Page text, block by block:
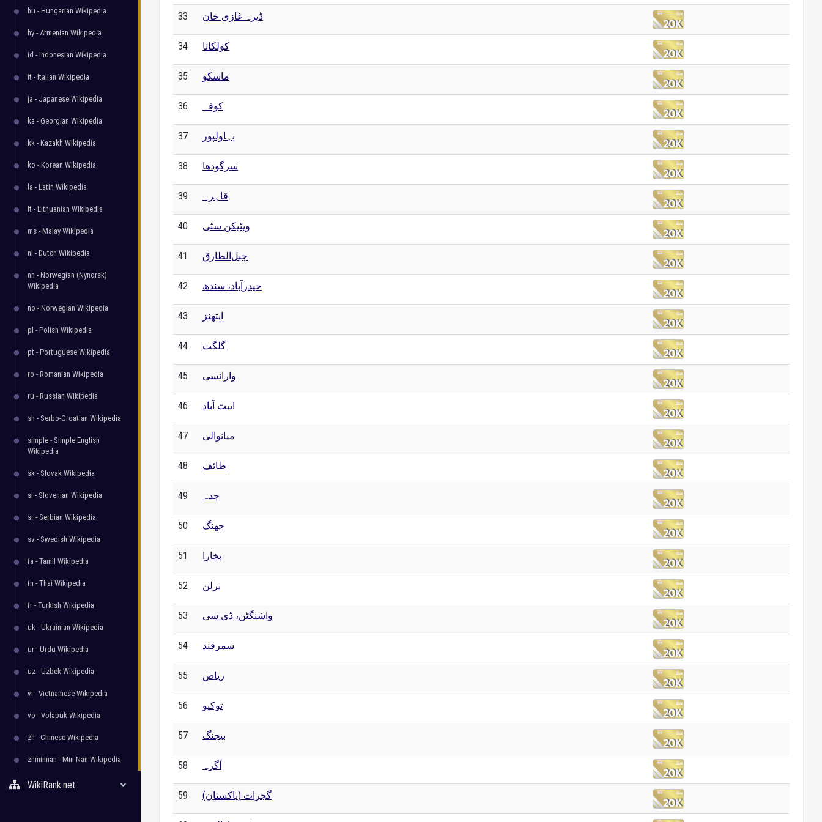
hu - Hungarian Wikipedia
hy - Armenian Wikipedia
id - Indonesian Wikipedia
it - Italian Wikipedia
ja - Japanese Wikipedia
ka - Georgian Wikipedia
kk - Kazakh Wikipedia
ko - Korean Wikipedia
la - Latin Wikipedia
lt - Lithuanian Wikipedia
ms - Malay Wikipedia
nl - Dutch Wikipedia
nn - Norwegian (Nynorsk)
Wikipedia
no - Norwegian Wikipedia
pl - Polish Wikipedia
pt - Portuguese Wikipedia
ro - Romanian Wikipedia
ru - Russian Wikipedia
sh - Serbo-Croatian Wikipedia
simple - Simple English
Wikipedia
sk - Slovak Wikipedia
sl - Slovenian Wikipedia
sr - Serbian Wikipedia
sv - Swedish Wikipedia
ta - Tamil Wikipedia
th - Thai Wikipedia
tr - Turkish Wikipedia
uk - Ukrainian Wikipedia
ur - Urdu Wikipedia
uz - Uzbek Wikipedia
vi - Vietnamese Wikipedia
vo - Volapük Wikipedia
zh - Chinese Wikipedia
zhminnan - Min Nan Wikipedia
WikiRank.net
33 ڈیرہ غازی خان
34 کولکاتا
35 ماسکو
36 کوفہ
37 بہاولپور
38 سرگودھا
39 قاہرہ
40 ویٹیکن سٹی
41 جبل‌الطارق
42 حیدرآباد، سندھ
43 ایتھنز
44 گلگت
45 وارانسی
46 ایبٹ آباد
47 میانوالی
48 طائف
49 جدہ
50 جھنگ
51 بخارا
52 برلن
53 واشنگٹن، ڈی سی
54 سمرقند
55 ریاض
56 توکیو
57 بیجنگ
58 آگرہ
59 گجرات (پاکستان)